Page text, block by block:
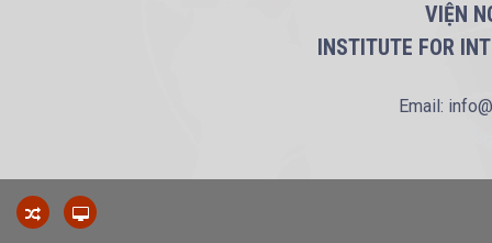
VIỆN
INSTITUTE FOR
Email: